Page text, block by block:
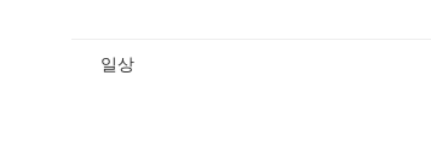
일상